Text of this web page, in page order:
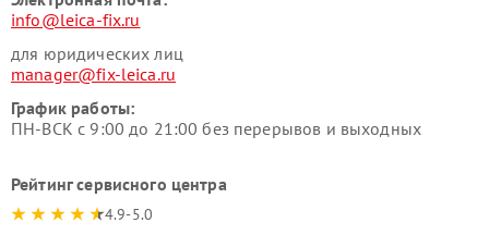
info@leica-fix.ru
для юридических лиц
manager@fix-leica.ru
График работы:
ПН-ВСК с 9:00 до 21:00 без перерывов и выходных
Рейтинг сервисного центра
4.9-5.0